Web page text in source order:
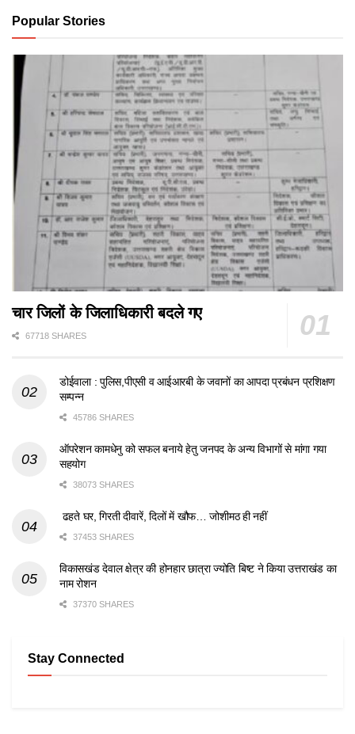
Popular Stories
चार जिलों के जिलाधिकारी बदले गए
67718 SHARES
डोईवाला : पुलिस,पीएसी व आईआरबी के जवानों का आपदा प्रबंधन प्रशिक्षण
सम्पन्न
45786 SHARES
ऑपरेशन कामधेनु को सफल बनाये हेतु जनपद के अन्य विभागों से मांगा गया
सहयोग
38073 SHARES
ढहते घर, गिरती दीवारें, दिलों में खौफ… जोशीमठ ही नहीं
37453 SHARES
विकासखंड देवाल क्षेत्र की होनहार छात्रा ज्योति बिष्ट ने किया उत्तराखंड का
नाम रोशन
37370 SHARES
Stay Connected